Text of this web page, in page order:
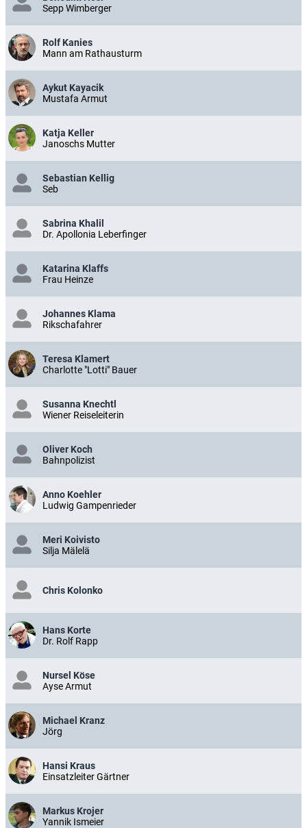
Sepp Wimberger
Rolf Kanies
Mann am Rathausturm
Aykut Kayacik
Mustafa Armut
Katja Keller
Janoschs Mutter
Sebastian Kellig
Seb
Sabrina Khalil
Dr. Apollonia Leberfinger
Katarina Klaffs
Frau Heinze
Johannes Klama
Rikschafahrer
Teresa Klamert
Charlotte "Lotti" Bauer
Susanna Knechtl
Wiener Reiseleiterin
Oliver Koch
Bahnpolizist
Anno Koehler
Ludwig Gampenrieder
Meri Koivisto
Silja Mälelä
Chris Kolonko
Hans Korte
Dr. Rolf Rapp
Nursel Köse
Ayse Armut
Michael Kranz
Jörg
Hansi Kraus
Einsatzleiter Gärtner
Markus Krojer
Yannik Ismeier